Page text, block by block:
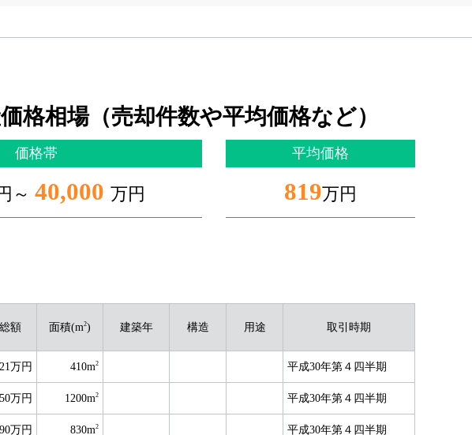
格相場（売却件数や平均価格など）
価格帯
～ 40,000 万円
平均価格
819万円
額
面積(m2) 建築年 構造 用途
取引時期
21万円 410m2 平成30年第４四半期
50万円 1200m2 平成30年第４四半期
90万円 830m2 平成30年第４四半期